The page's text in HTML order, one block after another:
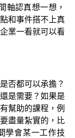
軸認真想一想，
和事件搭不上真
業一看就可以看
否都可以承擔？
是需要？如果是
幫助的課程，例
盡量紮實的，比
學會某一工作技